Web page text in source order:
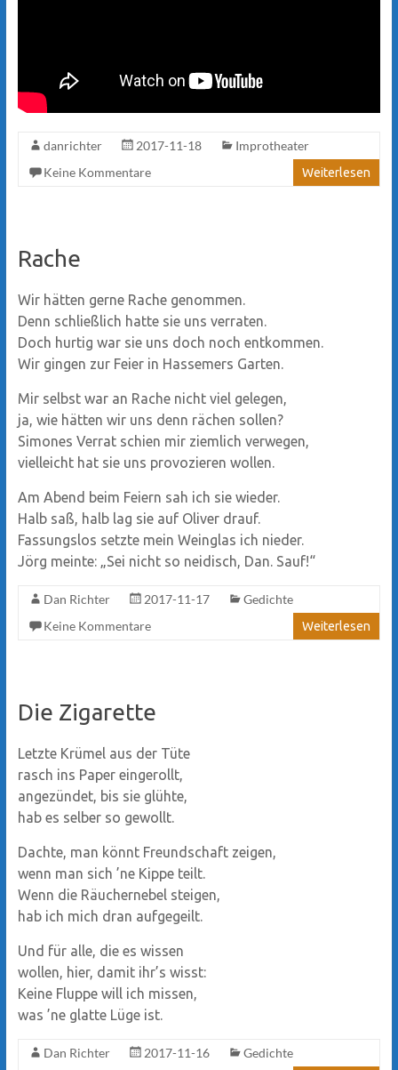
danrichter 2017-11-18
Improtheater
Keine Kommentare
Weiterlesen
Rache
Wir hätten gerne Rache genommen.
Denn schließlich hatte sie uns verraten.
Doch hurtig war sie uns doch noch entkommen.
Wir gingen zur Feier in Hassemers Garten.
Mir selbst war an Rache nicht viel gelegen,
ja, wie hätten wir uns denn rächen sollen?
Simones Verrat schien mir ziemlich verwegen,
vielleicht hat sie uns provozieren wollen.
Am Abend beim Feiern sah ich sie wieder.
Halb saß, halb lag sie auf Oliver drauf.
Fassungslos setzte mein Weinglas ich nieder.
Jörg meinte: „Sei nicht so neidisch, Dan. Sauf!“
Dan Richter 2017-11-17
Gedichte
Keine Kommentare
Weiterlesen
Die Zigarette
Letzte Krümel aus der Tüte
rasch ins Paper eingerollt,
angezündet, bis sie glühte,
hab es selber so gewollt.
Dachte, man könnt Freundschaft zeigen,
wenn man sich ’ne Kippe teilt.
Wenn die Räuchernebel steigen,
hab ich mich dran aufgegeilt.
Und für alle, die es wissen
wollen, hier, damit ihr’s wisst:
Keine Fluppe will ich missen,
was ’ne glatte Lüge ist.
Dan Richter 2017-11-16
Gedichte